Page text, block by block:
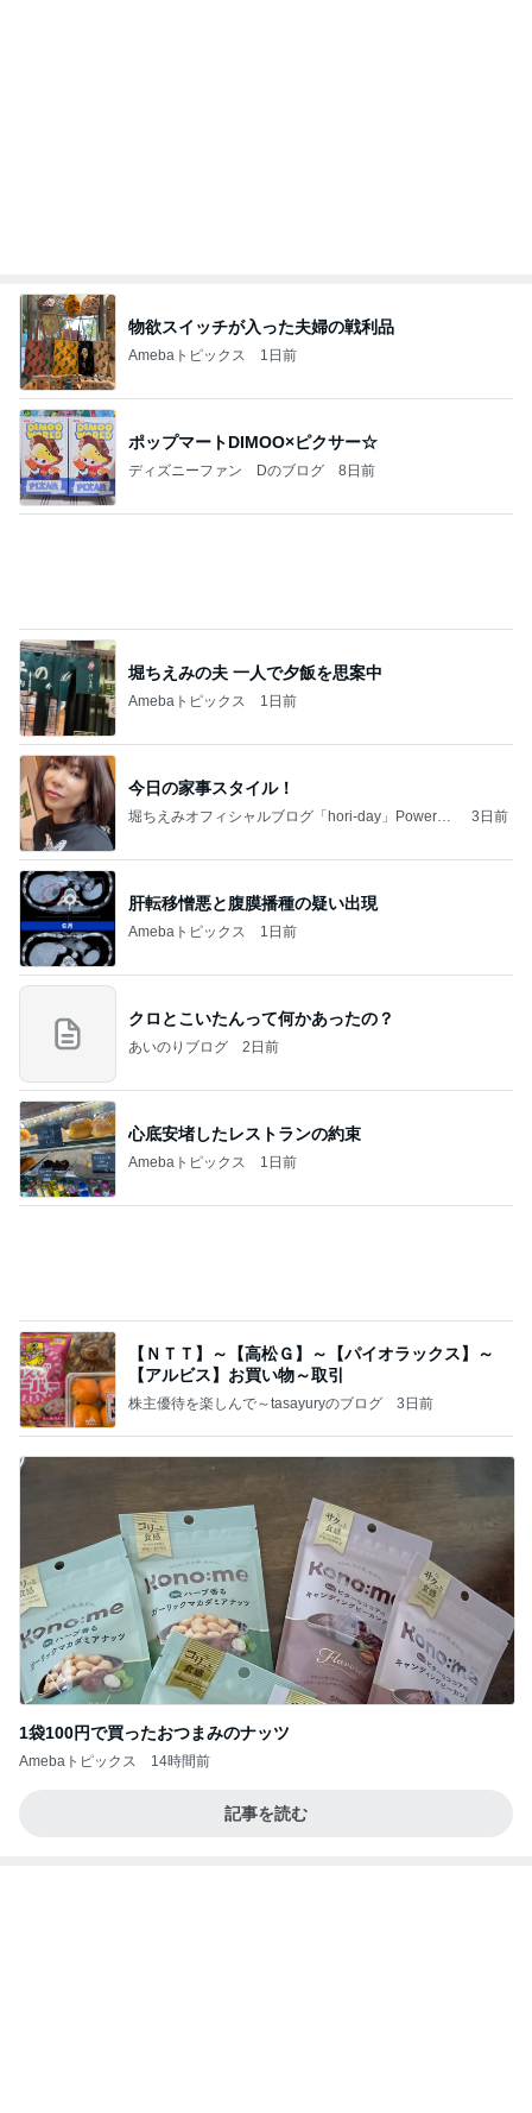
物欲スイッチが入った夫婦の戦利品
Amebaトピックス 1日前
ポップマートDIMOO×ピクサー☆
ディズニーファン Dのブログ 8日前
堀ちえみの夫 一人で夕飯を思案中
Amebaトピックス 1日前
今日の家事スタイル！
堀ちえみオフィシャルブログ「hori-day」Powered
3日前
肝転移憎悪と腹膜播種の疑い出現
Amebaトピックス 1日前
クロとこいたんって何かあったの？
あいのりブログ 2日前
心底安堵したレストランの約束
Amebaトピックス 1日前
【ＮＴＴ】～【高松Ｇ】～【パイオラックス】～
【アルビス】お買い物～取引
株主優待を楽しんで～tasayuryのブログ 3日前
1袋100円で買ったおつまみのナッツ
Amebaトピックス 14時間前
記事を読む